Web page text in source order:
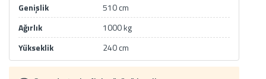
Genişlik
510 cm
Ağırlık
1000 kg
Yükseklik
240 cm